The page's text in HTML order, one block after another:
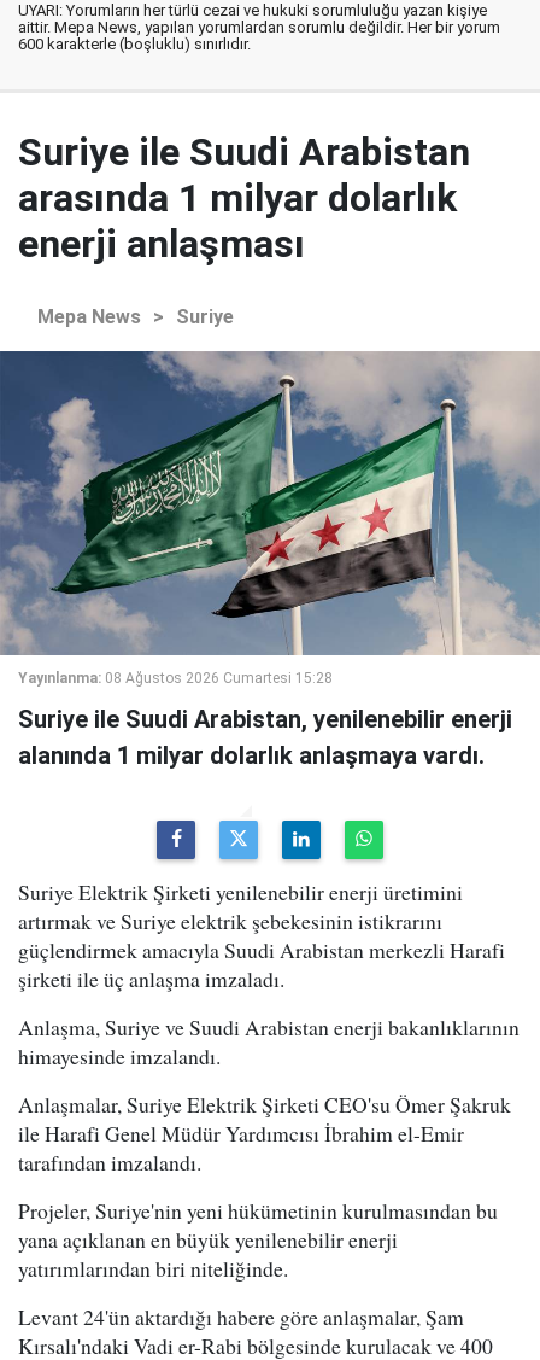
UYARI: Yorumların her türlü cezai ve hukuki sorumluluğu yazan kişiye
aittir. Mepa News, yapılan yorumlardan sorumlu değildir. Her bir yorum
600 karakterle (boşluklu) sınırlıdır.
Suriye ile Suudi Arabistan
arasında 1 milyar dolarlık
enerji anlaşması
Mepa News > Suriye
Yayınlanma: 08 Ağustos 2026 Cumartesi 15:28
Suriye ile Suudi Arabistan, yenilenebilir enerji
alanında 1 milyar dolarlık anlaşmaya vardı.
Suriye Elektrik Şirketi yenilenebilir enerji üretimini
artırmak ve Suriye elektrik şebekesinin istikrarını
güçlendirmek amacıyla Suudi Arabistan merkezli Harafi
şirketi ile üç anlaşma imzaladı.
Anlaşma, Suriye ve Suudi Arabistan enerji bakanlıklarının
himayesinde imzalandı.
Anlaşmalar, Suriye Elektrik Şirketi CEO'su Ömer Şakruk
ile Harafi Genel Müdür Yardımcısı İbrahim el-Emir
tarafından imzalandı.
Projeler, Suriye'nin yeni hükümetinin kurulmasından bu
yana açıklanan en büyük yenilenebilir enerji
yatırımlarından biri niteliğinde.
Levant 24'ün aktardığı habere göre anlaşmalar, Şam
Kırsalı'ndaki Vadi er-Rabi bölgesinde kurulacak ve 400